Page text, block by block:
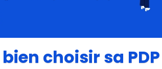
choisir sa PDP